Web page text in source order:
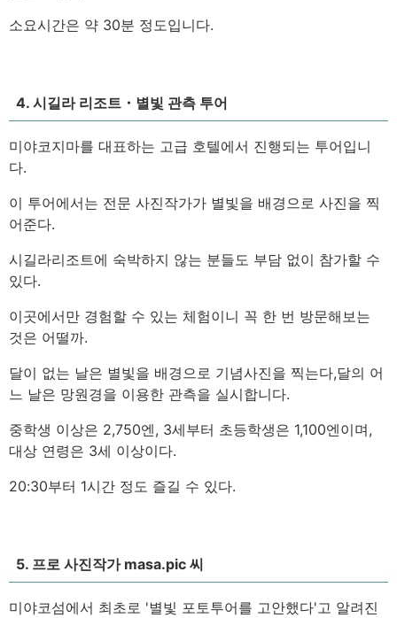
소요시간은 약 30분 정도입니다.
4. 시길라 리조트・별빛 관측 투어
미야코지마를 대표하는 고급 호텔에서 진행되는 투어입니
다.
이 투어에서는 전문 사진작가가 별빛을 배경으로 사진을 찍
어준다.
시길라리조트에 숙박하지 않는 분들도 부담 없이 참가할 수
있다.
이곳에서만 경험할 수 있는 체험이니 꼭 한 번 방문해보는
것은 어떨까.
달이 없는 날은 별빛을 배경으로 기념사진을 찍는다,달의 어
느 날은 망원경을 이용한 관측을 실시합니다.
중학생 이상은 2,750엔, 3세부터 초등학생은 1,100엔이며,
대상 연령은 3세 이상이다.
20:30부터 1시간 정도 즐길 수 있다.
5. 프로 사진작가 masa.pic 씨
미야코섬에서 최초로 '별빛 포토투어를 고안했다'고 알려진